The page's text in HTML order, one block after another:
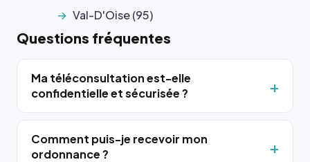
Val-D'Oise (95)
Questions fréquentes
Ma téléconsultation est-elle
confidentielle et sécurisée ?
Comment puis-je recevoir mon
ordonnance ?